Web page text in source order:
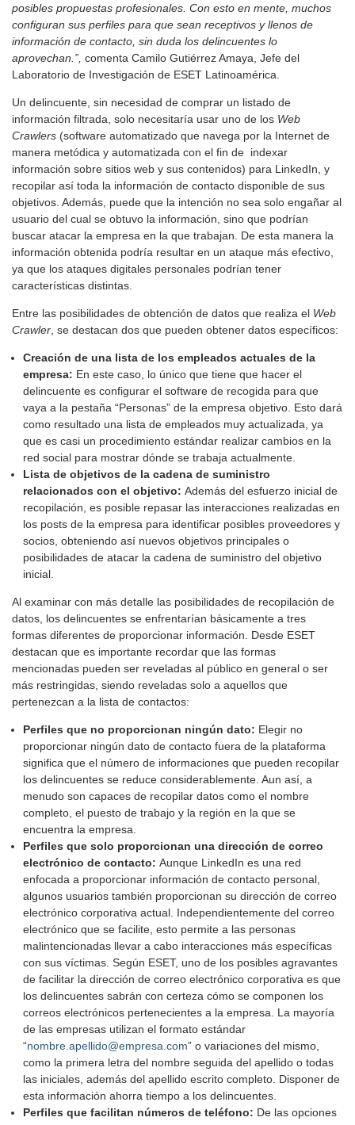
posibles propuestas profesionales. Con esto en mente, muchos
configuran sus perfiles para que sean receptivos y llenos de
información de contacto, sin duda los delincuentes lo
aprovechan.”, comenta Camilo Gutiérrez Amaya, Jefe del
Laboratorio de Investigación de ESET Latinoamérica.
Un delincuente, sin necesidad de comprar un listado de
información filtrada, solo necesitaría usar uno de los Web
Crawlers (software automatizado que navega por la Internet de
manera metódica y automatizada con el fin de indexar
información sobre sitios web y sus contenidos) para LinkedIn, y
recopilar así toda la información de contacto disponible de sus
objetivos. Además, puede que la intención no sea solo engañar al
usuario del cual se obtuvo la información, sino que podrían
buscar atacar la empresa en la que trabajan. De esta manera la
información obtenida podría resultar en un ataque más efectivo,
ya que los ataques digitales personales podrían tener
características distintas.
Entre las posibilidades de obtención de datos que realiza el Web
Crawler , se destacan dos que pueden obtener datos específicos:
Creación de una lista de los empleados actuales de la
empresa: En este caso, lo único que tiene que hacer el
delincuente es configurar el software de recogida para que
vaya a la pestaña “Personas” de la empresa objetivo. Esto dará
como resultado una lista de empleados muy actualizada, ya
que es casi un procedimiento estándar realizar cambios en la
red social para mostrar dónde se trabaja actualmente.
Lista de objetivos de la cadena de suministro
relacionados con el objetivo: Además del esfuerzo inicial de
recopilación, es posible repasar las interacciones realizadas en
los posts de la empresa para identificar posibles proveedores y
socios, obteniendo así nuevos objetivos principales o
posibilidades de atacar la cadena de suministro del objetivo
inicial.
Al examinar con más detalle las posibilidades de recopilación de
datos, los delincuentes se enfrentarían básicamente a tres
formas diferentes de proporcionar información. Desde ESET
destacan que es importante recordar que las formas
mencionadas pueden ser reveladas al público en general o ser
más restringidas, siendo reveladas solo a aquellos que
pertenezcan a la lista de contactos:
Perfiles que no proporcionan ningún dato: Elegir no
proporcionar ningún dato de contacto fuera de la plataforma
significa que el número de informaciones que pueden recopilar
los delincuentes se reduce considerablemente. Aun así, a
menudo son capaces de recopilar datos como el nombre
completo, el puesto de trabajo y la región en la que se
encuentra la empresa.
Perfiles que solo proporcionan una dirección de correo
electrónico de contacto: Aunque LinkedIn es una red
enfocada a proporcionar información de contacto personal,
algunos usuarios también proporcionan su dirección de correo
electrónico corporativa actual. Independientemente del correo
electrónico que se facilite, esto permite a las personas
malintencionadas llevar a cabo interacciones más específicas
con sus víctimas. Según ESET, uno de los posibles agravantes
de facilitar la dirección de correo electrónico corporativa es que
los delincuentes sabrán con certeza cómo se componen los
correos electrónicos pertenecientes a la empresa. La mayoría
de las empresas utilizan el formato estándar
“nombre.apellido@empresa.com” o variaciones del mismo,
como la primera letra del nombre seguida del apellido o todas
las iniciales, además del apellido escrito completo. Disponer de
esta información ahorra tiempo a los delincuentes.
Perfiles que facilitan números de teléfono: De las opciones